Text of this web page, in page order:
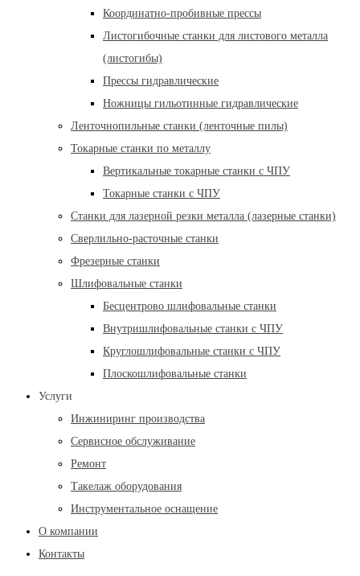
Координатно-пробивные прессы
Листогибочные станки для листового металла
(листогибы)
Прессы гидравлические
Ножницы гильотинные гидравлические
Ленточнопильные станки (ленточные пилы)
Токарные станки по металлу
Вертикальные токарные станки с ЧПУ
Токарные станки с ЧПУ
Станки для лазерной резки металла (лазерные станки)
Сверлильно-расточные станки
Фрезерные станки
Шлифовальные станки
Бесцентрово шлифовальные станки
Внутришлифовальные станки с ЧПУ
Круглошлифовальные станки с ЧПУ
Плоскошлифовальные станки
Услуги
Инжиниринг производства
Сервисное обслуживание
Ремонт
Такелаж оборудования
Инструментальное оснащение
О компании
Контакты